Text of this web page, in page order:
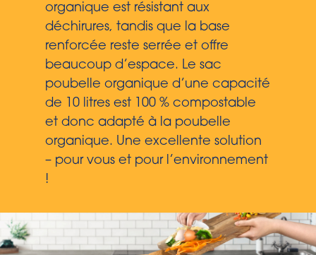
organique est résistant aux
déchirures, tandis que la base
renforcée reste serrée et offre
beaucoup d’espace. Le sac
poubelle organique d’une capacité
de 10 litres est 100 % compostable
et donc adapté à la poubelle
organique. Une excellente solution
– pour vous et pour l’environnement
!